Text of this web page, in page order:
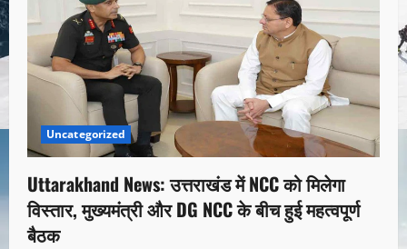
Uncategorized
Uttarakhand News: उत्तराखंड में NCC को मिलेगा
विस्तार, मुख्यमंत्री और DG NCC के बीच हुई महत्वपूर्ण
बैठक